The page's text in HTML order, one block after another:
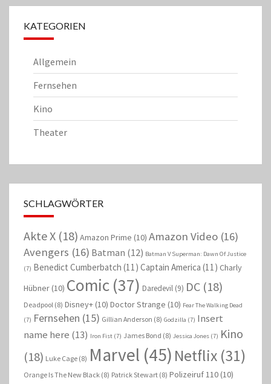
KATEGORIEN
Allgemein
Fernsehen
Kino
Theater
SCHLAGWÖRTER
Akte X (18) Amazon Prime (10) Amazon Video (16)
Avengers (16) Batman (12) Batman V Superman: Dawn Of Justice
(7) Benedict Cumberbatch (11) Captain America (11) Charly
Hübner (10) Comic (37) Daredevil (9) DC (18)
Deadpool (8) Disney+ (10) Doctor Strange (10) Fear The Walking Dead
(7) Fernsehen (15) Gillian Anderson (8) Godzilla (7) Insert
name here (13) Iron Fist (7) James Bond (8) Jessica Jones (7) Kino
(18) Luke Cage (8) Marvel (45) Netflix (31)
Orange Is The New Black (8) Patrick Stewart (8) Polizeiruf 110 (10)